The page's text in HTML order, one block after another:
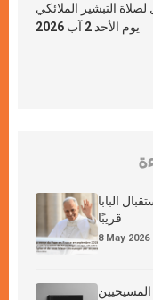
التبشير الملائكي
يوم الأحد 2 آب 2026
البابا
قريبًا
8 May 2026